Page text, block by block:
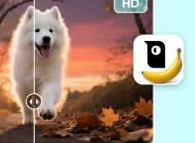
de IA
apenas
Poster
vídeos